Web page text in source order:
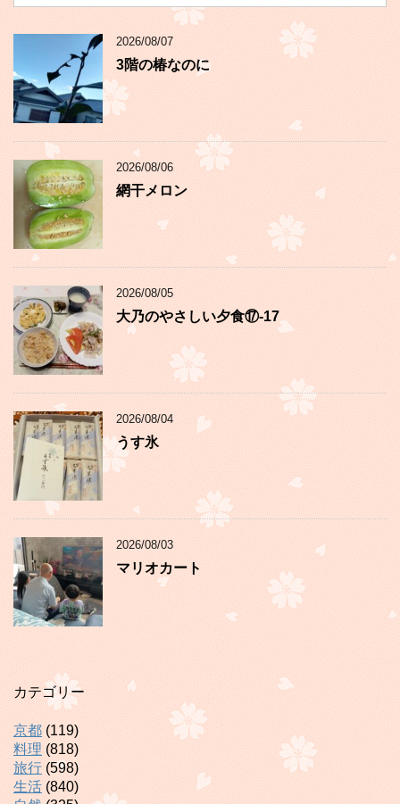
2026/08/07
3階の椿なのに
2026/08/06
網干メロン
2026/08/05
大乃のやさしい夕食⑰-17
2026/08/04
うす氷
2026/08/03
マリオカート
カテゴリー
京都 (119)
料理 (818)
旅行 (598)
生活 (840)